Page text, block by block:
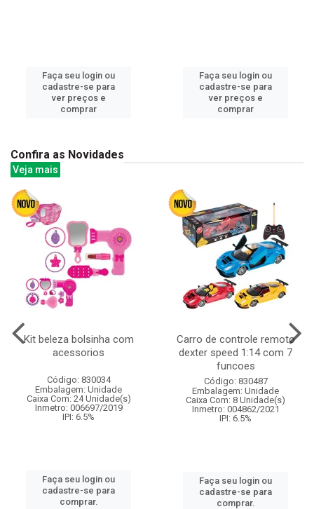
Faça seu login ou
cadastre-se para
ver preços e
comprar
Faça seu login ou
cadastre-se para
ver preços e
comprar
Confira as Novidades
Veja mais
Kit beleza bolsinha com
acessorios
Código: 830034
Embalagem: Unidade
Caixa Com: 24 Unidade(s)
Inmetro: 006697/2019
IPI: 6.5%
Faça seu login ou
cadastre-se para
comprar.
Carro de controle remoto
dexter speed 1:14 com 7
funcoes
Código: 830487
Embalagem: Unidade
Caixa Com: 8 Unidade(s)
Inmetro: 004862/2021
IPI: 6.5%
Faça seu login ou
cadastre-se para
comprar.